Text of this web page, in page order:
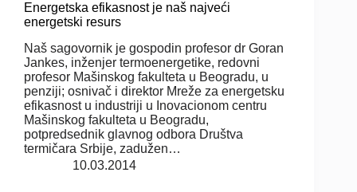
Energetska efikasnost je naš najveći
energetski resurs
Naš sagovornik je gospodin profesor dr Goran
Jankes, inženjer termoenergetike, redovni
profesor Mašinskog fakulteta u Beogradu, u
penziji; osnivač i direktor Mreže za energetsku
efikasnost u industriji u Inovacionom centru
Mašinskog fakulteta u Beogradu,
potpredsednik glavnog odbora Društva
termičara Srbije, zadužen…
10.03.2014